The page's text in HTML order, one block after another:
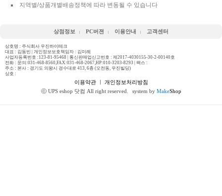
지역별/상품개별배송정책에 따라 변동될 수 있습니다
상점정보 PC버젼 이용안내 고객센터
상호명 : 주식회사 우진하이테크
대표 : 김동빈 | 개인정보보호책임자 : 김미례
사업자등록번호 :123-81-95468 | 통신판매업신고번호 : 제2017-4030155-30-2-00140호
전화 : 문의:031-468-8560,FAX:031-468-2067,HP:010-3203-8293 | 팩스 :
주소 : 본사 : 경기도 의왕시 경수대로 413, 6층 (오전동, 우진빌딩)
상호 :
이용약관ㅣ 개인정보처리방침
ⓒ UPS eshop 닷컴 All right reserved.
system by MakeShop